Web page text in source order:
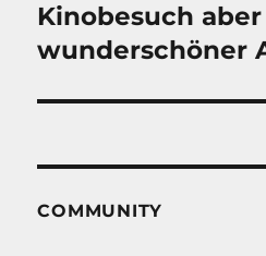
Beitrag:
Kinobesuch
wunderschöner
COMMUNITY